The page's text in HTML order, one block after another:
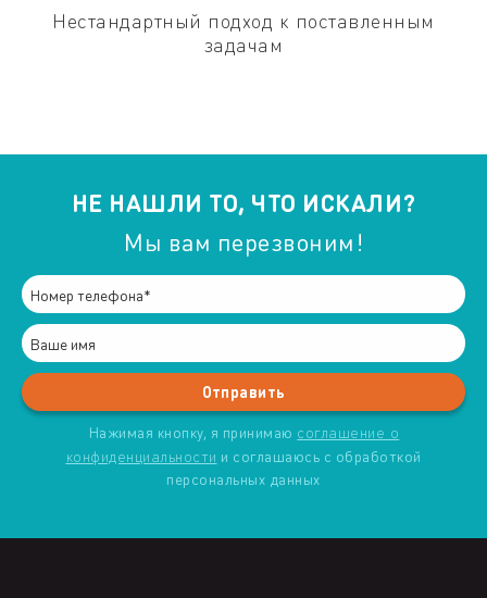
Нестандартный подход к поставленным
задачам
НЕ НАШЛИ ТО, ЧТО ИСКАЛИ?
Мы вам перезвоним!
Нажимая кнопку, я принимаю соглашение о
конфиденциальности и соглашаюсь с обработкой
персональных данных